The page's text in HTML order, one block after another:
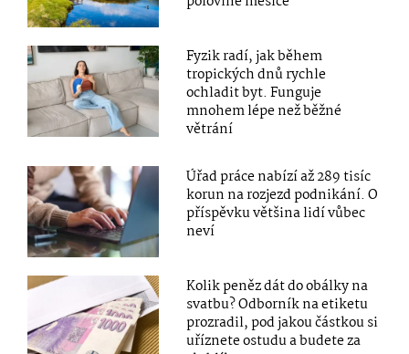
Fyzik radí, jak během
tropických dnů rychle
ochladit byt. Funguje
mnohem lépe než běžné
větrání
Úřad práce nabízí až 289 tisíc
korun na rozjezd podnikání. O
příspěvku většina lidí vůbec
neví
Kolik peněz dát do obálky na
svatbu? Odborník na etiketu
prozradil, pod jakou částkou si
uříznete ostudu a budete za